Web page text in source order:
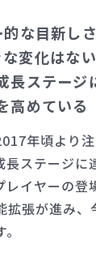
的な目新し
変化はな
長ステージ
高めている
年頃より
長ステージに
イヤーの登
拡張が進み、